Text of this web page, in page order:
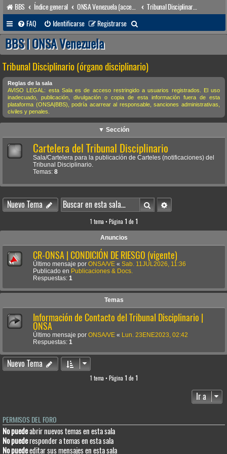
BBS Índice general ONSA Venezuela (acceso público)
Tribunal Disciplinario (órgano disciplinario)
FAQ
Identificarse Registrarse
u
c
a
r
BBS | ONSA Venezuela
Tribunal Disciplinario (órgano disciplinario)
Reglas de la sala
AVISO LEGAL: esta Sala es de acceso restringido a usuarios registrados. El uso
inadecuado, publicación, divulgación o copia de esta información fuera de esta
plataforma (ONSA|BBS), podría acarrear al responsable, sanciones administrativas,
civiles y penales.
▼ Sección
Cartelera del Tribunal Disciplinario
Sala/Cartelera para la publicación de Carteles (notificaciones) del
Tribunal Disciplinario.
Temas: 8
Nuevo Tema BuscarBúsqueda avanzada
1 tema • Página 1 de 1
Anuncios
CR-ONSA | CONDICIÓN DE RIESGO (vigente)
Último mensaje por ONSA/VE « Sab. 11JUL2026, 11:36
Publicado en Publicaciones & Docs.
Respuestas: 1
Temas
Información de Contacto del Tribunal Disciplinario |
ONSA
Último mensaje por ONSA/VE «
Lun. 23ENE2023, 02:42
Respuestas: 1
Nuevo Tema
1 tema • Página 1 de 1
Ir a
PERMISOS DEL FORO
No puedeabrir nuevos temas en esta sala
No puederesponder a temas en esta sala
No puedeeditar sus mensajes en esta sala